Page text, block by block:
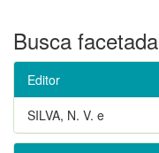
Busca facetada
Editor
SILVA, N. V. e